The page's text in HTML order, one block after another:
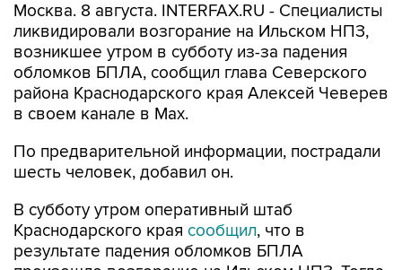
Москва. 8 августа. INTERFAX.RU - Специалисты
ликвидировали возгорание на Ильском НПЗ,
возникшее утром в субботу из-за падения
обломков БПЛА, сообщил глава Северского
района Краснодарского края Алексей Чеверев
в своем канале в Max.
По предварительной информации, пострадали
шесть человек, добавил он.
В субботу утром оперативный штаб
Краснодарского края сообщил, что в
результате падения обломков БПЛА